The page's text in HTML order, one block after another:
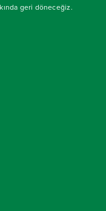
geri döneceğiz.